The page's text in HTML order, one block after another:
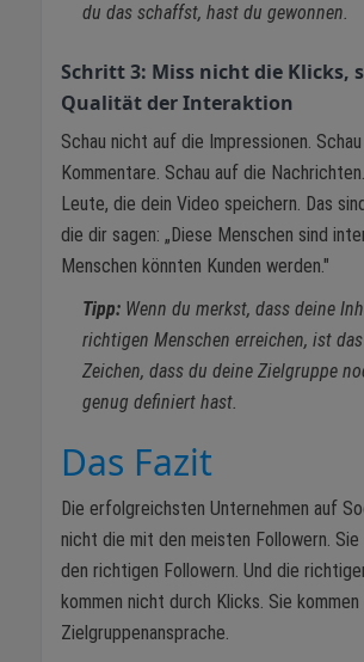
du das schaffst, hast du gewonnen.
Schritt 3: Miss nicht die Klicks,
Qualität der Interaktion
Schau nicht auf die Impressionen.
Kommentare. Schau auf die
Leute, die dein Video speichern. Das
die dir sagen: „Diese Menschen sind
Menschen könnten Kunden werden."
Tipp: Wenn du merkst, dass deine
richtigen Menschen erreichen, ist
Zeichen, dass du deine Zielgruppe
genug definiert hast.
Das Fazit
Die erfolgreichsten Unternehmen auf
nicht die mit den meisten Followern.
den richtigen Followern. Und die
kommen nicht durch Klicks. Sie kommen
Zielgruppenansprache.